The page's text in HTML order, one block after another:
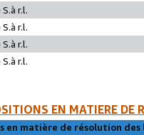
r.l.
r.l.
r.l.
r.l.
EN MATIERE DE
en matière de résolution